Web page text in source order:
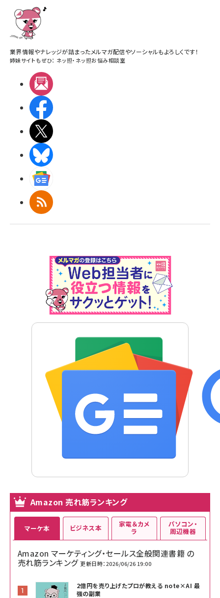
業界情報やナレッジが詰まったメルマガ配信やソーシャルもよろしくです！
姉妹サイトもぜひ： ネッ担・ ネッ担お悩み相談室
RSS
Amazon 売れ筋ランキング
マーケ本
Amazon マーケティング・セールス全般関連書籍 の
売れ筋ランキング 更新日時：2026/06/26 19:00
2億円を売り上げたプロが教える note×AI 最
強の副業
ビジネス本 家電＆カメ
ラ
パソコン・
周辺機器